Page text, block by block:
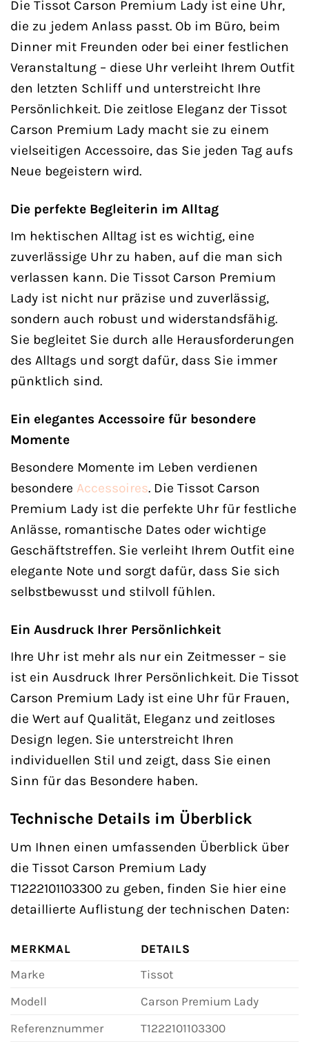
Die Tissot Carson Premium Lady ist eine Uhr,
die zu jedem Anlass passt. Ob im Büro, beim
Dinner mit Freunden oder bei einer festlichen
Veranstaltung – diese Uhr verleiht Ihrem Outfit
den letzten Schliff und unterstreicht Ihre
Persönlichkeit. Die zeitlose Eleganz der Tissot
Carson Premium Lady macht sie zu einem
vielseitigen Accessoire, das Sie jeden Tag aufs
Neue begeistern wird.
Die perfekte Begleiterin im Alltag
Im hektischen Alltag ist es wichtig, eine
zuverlässige Uhr zu haben, auf die man sich
verlassen kann. Die Tissot Carson Premium
Lady ist nicht nur präzise und zuverlässig,
sondern auch robust und widerstandsfähig.
Sie begleitet Sie durch alle Herausforderungen
des Alltags und sorgt dafür, dass Sie immer
pünktlich sind.
Ein elegantes Accessoire für besondere
Momente
Besondere Momente im Leben verdienen
besondere Accessoires. Die Tissot Carson
Premium Lady ist die perfekte Uhr für festliche
Anlässe, romantische Dates oder wichtige
Geschäftstreffen. Sie verleiht Ihrem Outfit eine
elegante Note und sorgt dafür, dass Sie sich
selbstbewusst und stilvoll fühlen.
Ein Ausdruck Ihrer Persönlichkeit
Ihre Uhr ist mehr als nur ein Zeitmesser – sie
ist ein Ausdruck Ihrer Persönlichkeit. Die Tissot
Carson Premium Lady ist eine Uhr für Frauen,
die Wert auf Qualität, Eleganz und zeitloses
Design legen. Sie unterstreicht Ihren
individuellen Stil und zeigt, dass Sie einen
Sinn für das Besondere haben.
Technische Details im Überblick
Um Ihnen einen umfassenden Überblick über
die Tissot Carson Premium Lady
T1222101103300 zu geben, finden Sie hier eine
detaillierte Auflistung der technischen Daten:
MERKMAL
DETAILS
Marke
Tissot
Modell
Carson Premium Lady
Referenznummer
T1222101103300